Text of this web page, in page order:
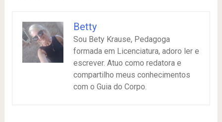
Betty
Sou Bety Krause, Pedagoga
formada em Licenciatura, adoro ler e
escrever. Atuo como redatora e
compartilho meus conhecimentos
com o Guia do Corpo.